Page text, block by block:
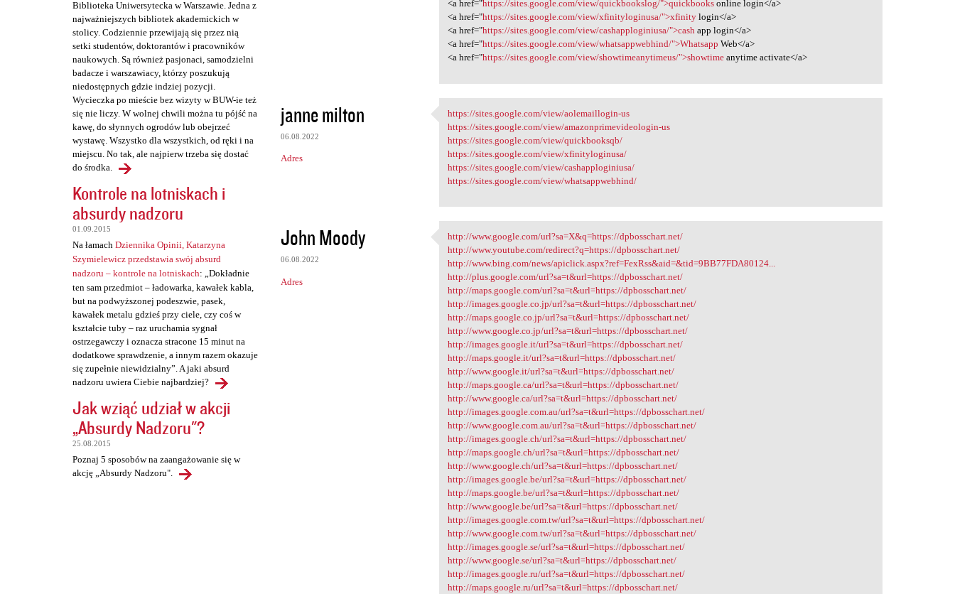
Biblioteka Uniwersytecka w Warszawie. Jedna z
najważniejszych bibliotek akademickich w
stolicy. Codziennie przewijają się przez nią
setki studentów, doktorantów i pracowników
naukowych. Są również pasjonaci, samodzielni
badacze i warszawiacy, którzy poszukują
niedostępnych gdzie indziej pozycji.
Wycieczka po mieście bez wizyty w BUW-ie też
się nie liczy. W wolnej chwili można tu pójść na
kawę, do słynnych ogrodów lub obejrzeć
wystawę. Wszystko dla wszystkich, od ręki i na
miejscu. No tak, ale najpierw trzeba się dostać
do środka.
Kontrole na lotniskach i
absurdy nadzoru
01.09.2015
Na łamach Dziennika Opinii, Katarzyna
Szymielewicz przedstawia swój absurd
nadzoru – kontrole na lotniskach: „Dokładnie
ten sam przedmiot – ładowarka, kawałek kabla,
but na podwyższonej podeszwie, pasek,
kawałek metalu gdzieś przy ciele, czy coś w
kształcie tuby – raz uruchamia sygnał
ostrzegawczy i oznacza stracone 15 minut na
dodatkowe sprawdzenie, a innym razem okazuje
się zupełnie niewidzialny”. A jaki absurd
nadzoru uwiera Ciebie najbardziej?
Jak wziąć udział w akcji
„Absurdy Nadzoru"?
25.08.2015
Poznaj 5 sposobów na zaangażowanie się w
akcję „Absurdy Nadzoru".
<a href="https://sites.google.com/view/quickbookslog/">quickbooks online login</a>
<a href="https://sites.google.com/view/xfinityloginusa/">xfinity login</a>
<a href="https://sites.google.com/view/cashapploginiusa/">cash app login</a>
<a href="https://sites.google.com/view/whatsappwebhind/">Whatsapp Web</a>
<a href="https://sites.google.com/view/showtimeanytimeus/">showtime anytime activate</a>
janne milton
06.08.2022
Adres
https://sites.google.com/view
https://sites.google.com/view/aolemaillogin-us
https://sites.google.com/view/amazonprimevideologin-us
https://sites.google.com/view/quickbooksqb/
https://sites.google.com/view/xfinityloginusa/
https://sites.google.com/view/cashapploginiusa/
https://sites.google.com/view/whatsappwebhind/
John Moody
06.08.2022
Adres
http://www.google.com/url?sa
http://www.google.com/url?sa=X&q=https://dpbosschart.net/
http://www.youtube.com/redirect?q=https://dpbosschart.net/
http://www.bing.com/news/apiclick.aspx?ref=FexRss&aid=&tid=9BB77FDA80124...
http://plus.google.com/url?sa=t&url=https://dpbosschart.net/
http://maps.google.com/url?sa=t&url=https://dpbosschart.net/
http://images.google.co.jp/url?sa=t&url=https://dpbosschart.net/
http://maps.google.co.jp/url?sa=t&url=https://dpbosschart.net/
http://www.google.co.jp/url?sa=t&url=https://dpbosschart.net/
http://images.google.it/url?sa=t&url=https://dpbosschart.net/
http://maps.google.it/url?sa=t&url=https://dpbosschart.net/
http://www.google.it/url?sa=t&url=https://dpbosschart.net/
http://maps.google.ca/url?sa=t&url=https://dpbosschart.net/
http://www.google.ca/url?sa=t&url=https://dpbosschart.net/
http://images.google.com.au/url?sa=t&url=https://dpbosschart.net/
http://www.google.com.au/url?sa=t&url=https://dpbosschart.net/
http://images.google.ch/url?sa=t&url=https://dpbosschart.net/
http://maps.google.ch/url?sa=t&url=https://dpbosschart.net/
http://www.google.ch/url?sa=t&url=https://dpbosschart.net/
http://images.google.be/url?sa=t&url=https://dpbosschart.net/
http://maps.google.be/url?sa=t&url=https://dpbosschart.net/
http://www.google.be/url?sa=t&url=https://dpbosschart.net/
http://images.google.com.tw/url?sa=t&url=https://dpbosschart.net/
http://www.google.com.tw/url?sa=t&url=https://dpbosschart.net/
http://images.google.se/url?sa=t&url=https://dpbosschart.net/
http://www.google.se/url?sa=t&url=https://dpbosschart.net/
http://images.google.ru/url?sa=t&url=https://dpbosschart.net/
http://maps.google.ru/url?sa=t&url=https://dpbosschart.net/